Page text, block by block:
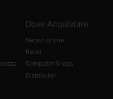
Dove Acquistare
Negozi online
Retail
Computer Shops
Distributori